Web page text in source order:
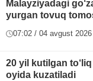
Malayziyadagi
yurgan tovuq
07:02 / 04 avgust 2026
20 yil kutilgan
oyida kuzatiladi